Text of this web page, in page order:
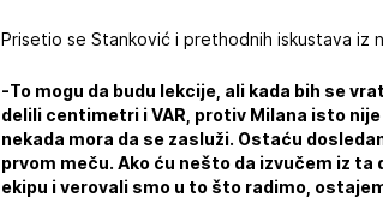
Prisetio se Stanković i prethodnih iskustava iz
-To mogu da budu lekcije, ali kada bih se
delili centimetri i VAR, protiv Milana isto
nekada mora da se zasluži. Ostaću
prvom meču. Ako ću nešto da izvučem iz
ekipu i verovali smo u to što radimo,